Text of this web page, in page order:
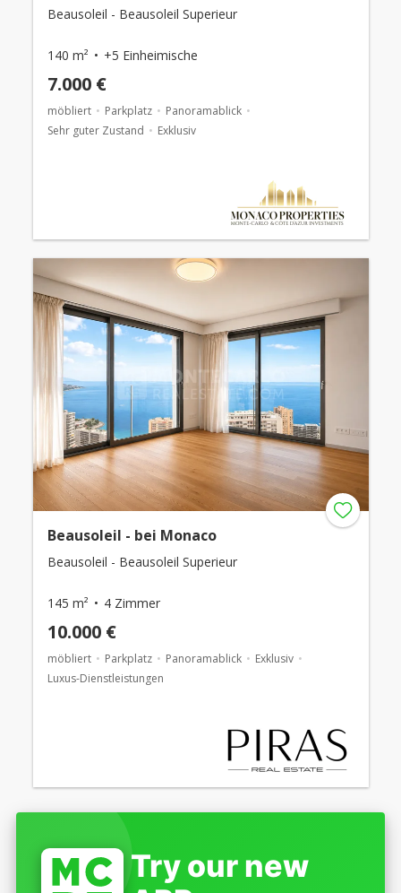
Beausoleil - Beausoleil Superieur
140 m² +5 Einheimische
7.000 €
möbliert Parkplatz
Panoramablick
Sehr guter Zustand
Exklusiv
Beausoleil - bei Monaco
Beausoleil - Beausoleil Superieur
145 m² 4 Zimmer
10.000 €
möbliert Parkplatz Panoramablick
Exklusiv
Luxus-Dienstleistungen
Try our new